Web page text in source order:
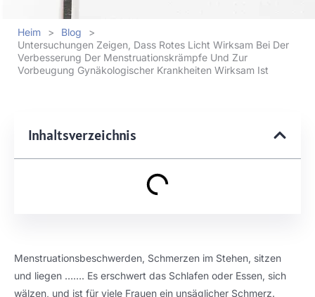
Heim > Blog
>
Untersuchungen Zeigen, Dass Rotes Licht Wirksam Bei Der
Verbesserung Der Menstruationskrämpfe Und Zur
Vorbeugung Gynäkologischer Krankheiten Wirksam Ist
Inhaltsverzeichnis
Menstruationsbeschwerden, Schmerzen im Stehen, sitzen
und liegen ……. Es erschwert das Schlafen oder Essen, sich
wälzen, und ist für viele Frauen ein unsäglicher Schmerz.